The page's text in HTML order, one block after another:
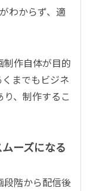
わからず、適
作自体が目的
までもビジネ
、制作するこ
ーズになる
段階から配信後